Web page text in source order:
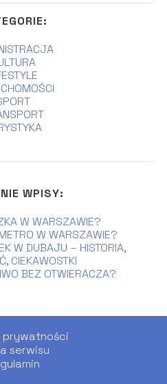
WPISY:
W WARSZAWIE?
W WARSZAWIE?
W DUBAJU – HISTORIA,
CIEKAWOSTKI
BEZ OTWIERACZA?
prywatności
serwisu